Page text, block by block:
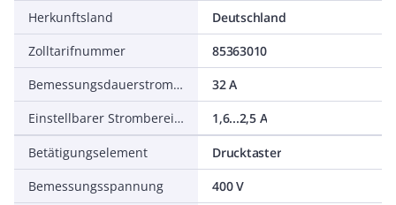
Herkunftsland
Deutschland
Zolltarifnummer
85363010
Bemessungsdauerstrom Iu
32 A
Einstellbarer Strombereich
1,6...2,5 A
Betätigungselement
Drucktaster
Bemessungsspannung
400 V